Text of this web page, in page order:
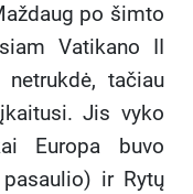
po šimto
Vatikano II
tačiau
Jis vyko
Europa buvo
ir Rytų